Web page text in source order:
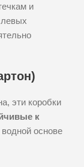
и
эти коробки
к
основе